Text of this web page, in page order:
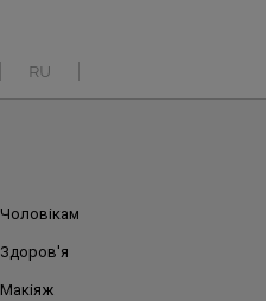
RU
Чоловікам
Здоров'я
Макіяж